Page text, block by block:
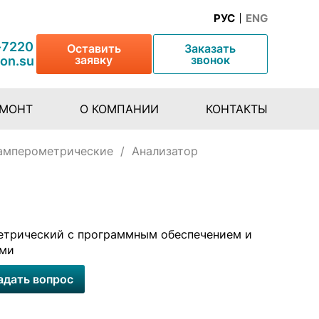
РУС ENG
Оставить
заявку
Заказать
звонок
О КОМПАНИИ КОНТАКТЫ
/ Анализатор
с программным обеспечением и
вопрос